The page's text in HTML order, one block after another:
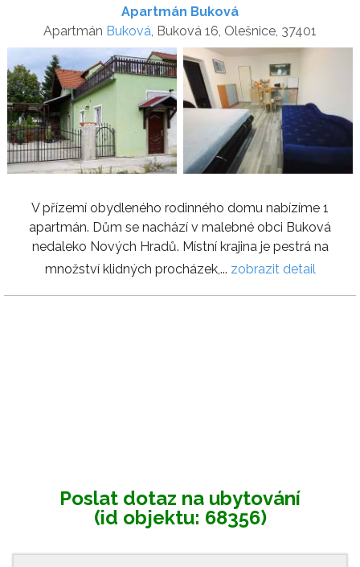
Apartmán Buková
Apartmán Buková, Buková 16, Olešnice, 37401
V přízemí obydleného rodinného domu nabízíme 1
apartmán. Dům se nachází v malebné obci Buková
nedaleko Nových Hradů. Místní krajina je pestrá na
množství klidných procházek,... zobrazit detail
Poslat dotaz na ubytování
(id objektu: 68356)